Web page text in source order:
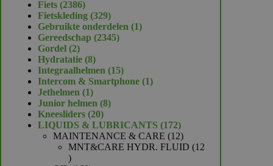
Fiets 23862386
producten
Fietskleding 329329
producten
Gebruikte onderdelen 11
Gereedschap 23452345
Gordel 22
producten
Hydratatie 88
producten
Integraalhelmen 1515
producten
Intercom & Smartphone 11
Jethelmen 11
product
Junior helmen 88
Kneesliders 2020
producten
LIQUIDS & LUBRICANTS 172172
producten
MAINTENANCE & CARE 1212
producten
MNT&CARE HYDR. FLUID
12
12